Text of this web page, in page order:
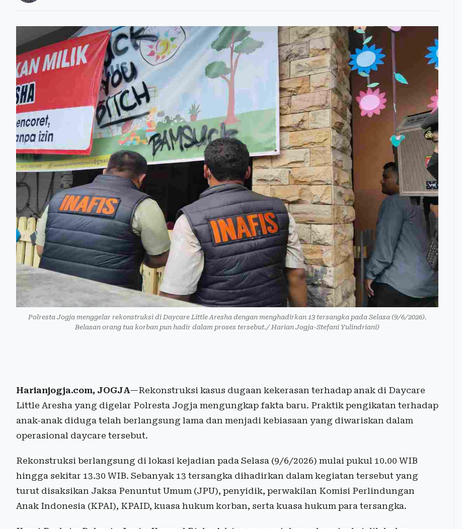
Polresta Jogja menggelar rekonstruksi di Daycare Little Aresha dengan menghadirkan 13 tersangka pada Selasa (9/6/2026).
Belasan orang tua korban pun hadir dalam proses tersebut./ Harian Jogja-Stefani Yulindriani)
Harianjogja.com, JOGJA—Rekonstruksi kasus dugaan kekerasan terhadap anak di Daycare
Little Aresha yang digelar Polresta Jogja mengungkap fakta baru. Praktik pengikatan terhadap
anak-anak diduga telah berlangsung lama dan menjadi kebiasaan yang diwariskan dalam
operasional daycare tersebut.
Rekonstruksi berlangsung di lokasi kejadian pada Selasa (9/6/2026) mulai pukul 10.00 WIB
hingga sekitar 13.30 WIB. Sebanyak 13 tersangka dihadirkan dalam kegiatan tersebut yang
turut disaksikan Jaksa Penuntut Umum (JPU), penyidik, perwakilan Komisi Perlindungan
Anak Indonesia (KPAI), KPAID, kuasa hukum korban, serta kuasa hukum para tersangka.